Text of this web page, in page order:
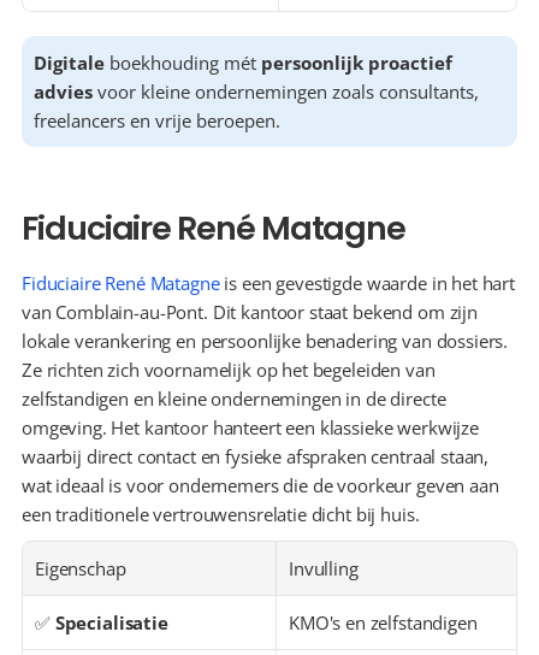
Digitale boekhouding mét persoonlijk proactief
advies voor kleine ondernemingen zoals consultants,
freelancers en vrije beroepen.
Fiduciaire René Matagne
Fiduciaire René Matagne is een gevestigde waarde in het hart
van Comblain-au-Pont. Dit kantoor staat bekend om zijn
lokale verankering en persoonlijke benadering van dossiers.
Ze richten zich voornamelijk op het begeleiden van
zelfstandigen en kleine ondernemingen in de directe
omgeving. Het kantoor hanteert een klassieke werkwijze
waarbij direct contact en fysieke afspraken centraal staan,
wat ideaal is voor ondernemers die de voorkeur geven aan
een traditionele vertrouwensrelatie dicht bij huis.
Eigenschap Invulling
✅ Specialisatie KMO's en zelfstandigen